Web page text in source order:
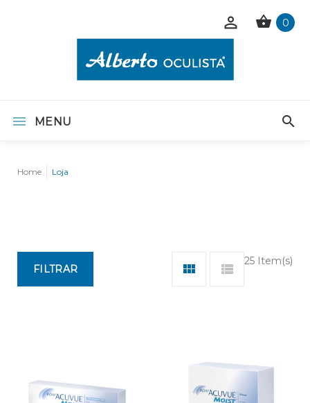
0
MENU
Home Loja
25 Item(s)
FILTRAR